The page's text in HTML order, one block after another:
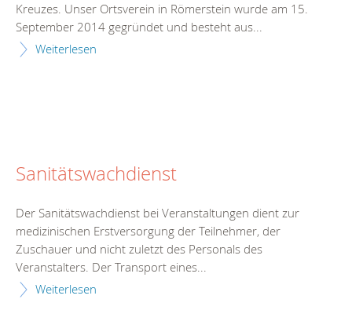
Kreuzes. Unser Ortsverein in Römerstein wurde am 15.
September 2014 gegründet und besteht aus...
Weiterlesen
Sanitätswachdienst
Der Sanitätswachdienst bei Veranstaltungen dient zur
medizinischen Erstversorgung der Teilnehmer, der
Zuschauer und nicht zuletzt des Personals des
Veranstalters. Der Transport eines...
Weiterlesen